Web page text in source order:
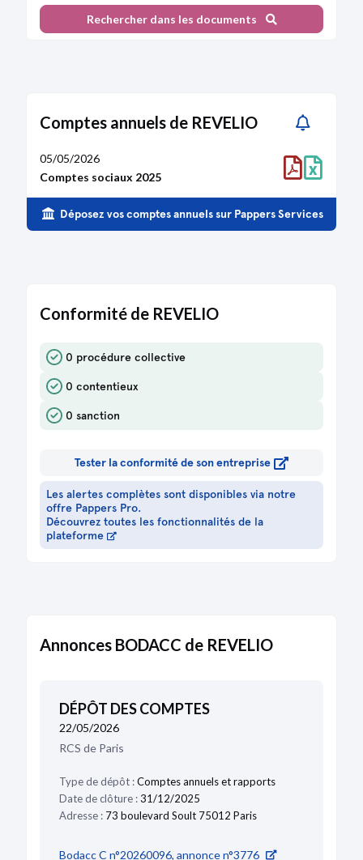
Copie des statuts
Rechercher dans les documents
Comptes annuels de REVELIO
Comptes sociaux 2025
05/05/2026
Déposez vos comptes annuels sur Pappers Services
Conformité de REVELIO
0 procédure collective
0 contentieux
0 sanction
Tester la conformité de son entreprise
Les alertes complètes sont disponibles via notre
offre Pappers Pro.
Découvrez toutes les fonctionnalités de la
plateforme
Annonces BODACC de REVELIO
DÉPÔT DES COMPTES
22/05/2026
RCS de Paris
Type de dépôt :Comptes annuels et rapports
Date de clôture :31/12/2025
Adresse : 73 boulevard Soult 75012 Paris
Bodacc C n°20260096, annonce n°3776